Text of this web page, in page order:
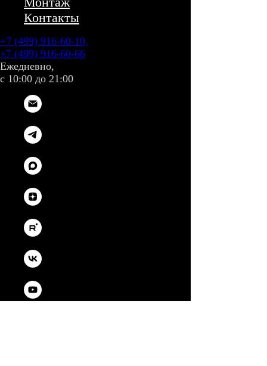
Контакты
+7 (499) 916-60-10,
+7 (499) 916-60-66
Ежедневно,
с 10:00 до 21:00